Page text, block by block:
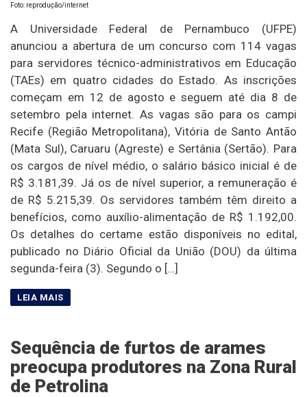
Foto: reprodução/internet
A Universidade Federal de Pernambuco (UFPE)
anunciou a abertura de um concurso com 114 vagas
para servidores técnico-administrativos em Educação
(TAEs) em quatro cidades do Estado. As inscrições
começam em 12 de agosto e seguem até dia 8 de
setembro pela internet. As vagas são para os campi
Recife (Região Metropolitana), Vitória de Santo Antão
(Mata Sul), Caruaru (Agreste) e Sertânia (Sertão). Para
os cargos de nível médio, o salário básico inicial é de
R$ 3.181,39. Já os de nível superior, a remuneração é
de R$ 5.215,39. Os servidores também têm direito a
benefícios, como auxílio-alimentação de R$ 1.192,00.
Os detalhes do certame estão disponíveis no edital,
publicado no Diário Oficial da União (DOU) da última
segunda-feira (3). Segundo o […]
Sequência de furtos de arames
preocupa produtores na Zona Rural
de Petrolina